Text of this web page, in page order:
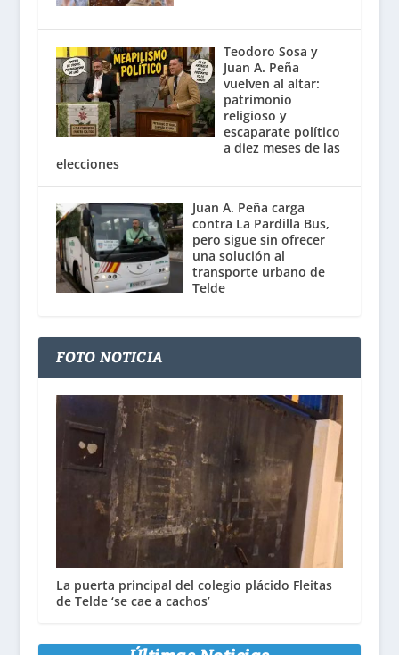
Teodoro Sosa y
Juan A. Peña
vuelven al altar:
patrimonio
religioso y
escaparate político
a diez meses de las
elecciones
Juan A. Peña carga
contra La Pardilla Bus,
pero sigue sin ofrecer
una solución al
transporte urbano de
Telde
FOTO NOTICIA
La puerta principal del colegio plácido Fleitas
de Telde ‘se cae a cachos’